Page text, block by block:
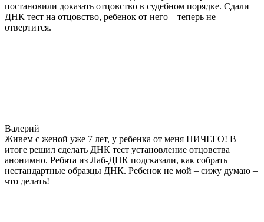
постановили доказать отцовство в судебном порядке. Сдали
ДНК тест на отцовство, ребенок от него – теперь не
отвертится.
Валерий
Живем с женой уже 7 лет, у ребенка от меня НИЧЕГО! В
итоге решил сделать ДНК тест установление отцовства
анонимно. Ребята из Лаб-ДНК подсказали, как собрать
нестандартные образцы ДНК. Ребенок не мой – сижу думаю –
что делать!